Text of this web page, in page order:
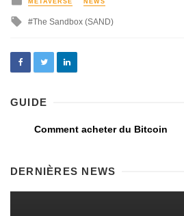
MÉTAVERSE NEWS
The Sandbox (SAND)
GUIDE
Comment acheter du Bitcoin
DERNIÈRES NEWS